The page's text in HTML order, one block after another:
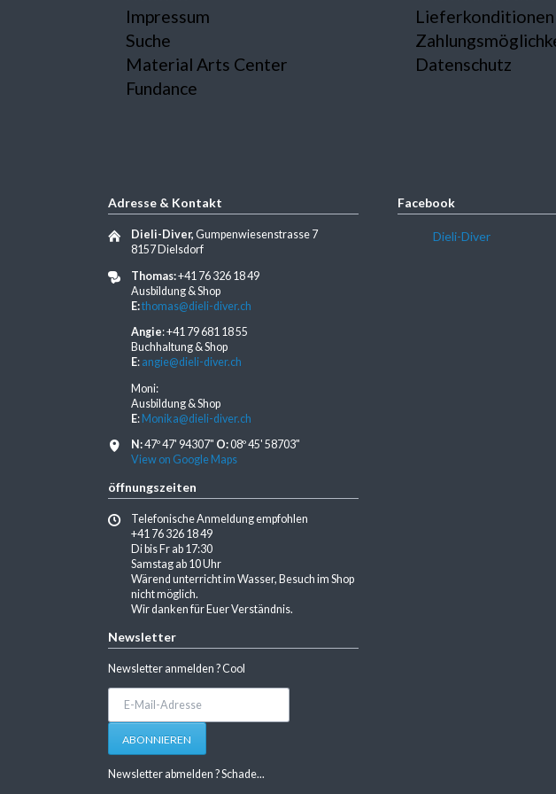
Impressum
Suche
Material Arts Center
Fundance
Lieferkonditionen
Datenschutz
Adresse & Kontakt
Dieli-Diver,Gumpenwiesenstrasse 7
8157 Dielsdorf
Thomas:+41 76 326 18 49
Ausbildung & Shop
E:thomas@dieli-diver.ch
Angie: +41 79 681 18 55
Buchhaltung & Shop
E: angie@dieli-diver.ch
Moni:
Ausbildung & Shop
E: Monika@dieli-diver.ch
N:47º 47' 94307" O:08º 45' 58703"
View on Google Maps
öffnungszeiten
Telefonische Anmeldung empfohlen
+41 76 326 18 49
Di bis Fr ab 17:30
Samstag ab 10 Uhr
Wärend unterricht im Wasser, Besuch im Shop
nicht möglich.
Wir danken für Euer Verständnis.
Newsletter
Newsletter anmelden ? Cool
Adresse
ABONNIEREN
Newsletter abmelden ? Schade...
Facebook
Dieli-Diver